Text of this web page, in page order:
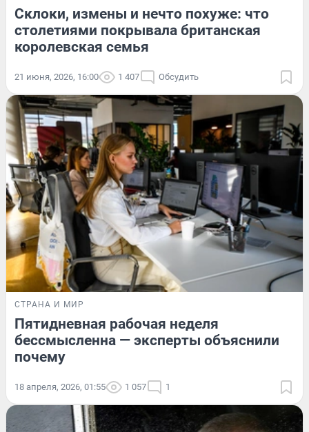
Склоки, измены и нечто похуже: что
столетиями покрывала британская
королевская семья
21 июня, 2026, 16:00 1 407 Обсудить
СТРАНА И МИР
Пятидневная рабочая неделя
бессмысленна — эксперты объяснили
почему
18 апреля, 2026, 01:55 1 057 1